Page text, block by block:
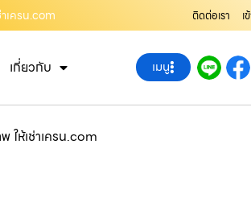
เครน.com ติดต่อเรา เ
เกี่ยวกับ เมนู
ให้เช่าเครน.com